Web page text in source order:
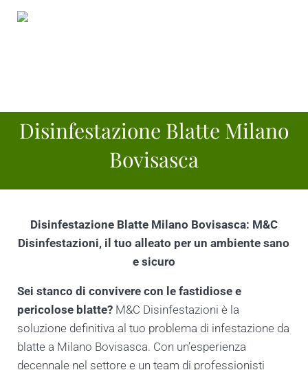
Passa al contenuto principale
Skip to header right navigation
Skip to site footer
Disinfestazione Blatte Milano
Bovisasca
Disinfestazione Blatte Milano Bovisasca: M&C
Disinfestazioni, il tuo alleato per un ambiente sano
e sicuro
Sei stanco di convivere con le fastidiose e
pericolose blatte?M&C Disinfestazioni è la
soluzione definitiva al tuo problema di infestazione da
blatte a Milano Bovisasca. Con un’esperienza
decennale nel settore e un team di professionisti